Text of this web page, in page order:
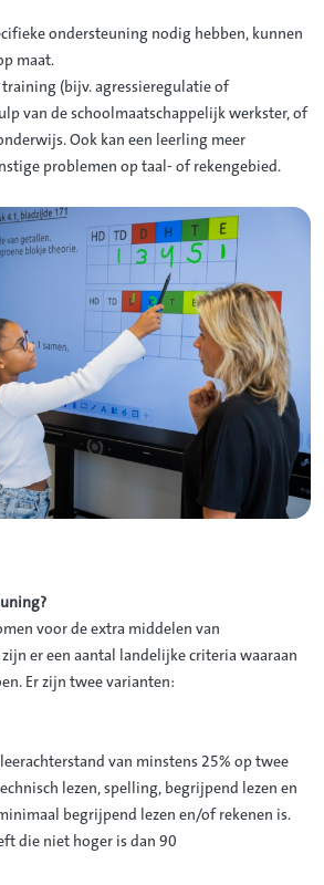
ondersteuning nodig hebben, kunnen
maat.
training (bijv. agressieregulatie of
van de schoolmaatschappelijk werkster, of
Ook kan een leerling meer
problemen op taal- of rekengebied.
voor de extra middelen van
er een aantal landelijke criteria waaraan
Er zijn twee varianten:
van minstens 25% op twee
lezen, spelling, begrijpend lezen en
begrijpend lezen en/of rekenen is.
die niet hoger is dan 90